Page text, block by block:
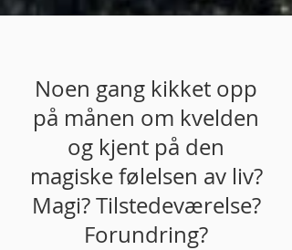
Noen gang kikket opp
på månen om kvelden
og kjent på den
magiske følelsen av liv?
Magi? Tilstedeværelse?
Forundring?